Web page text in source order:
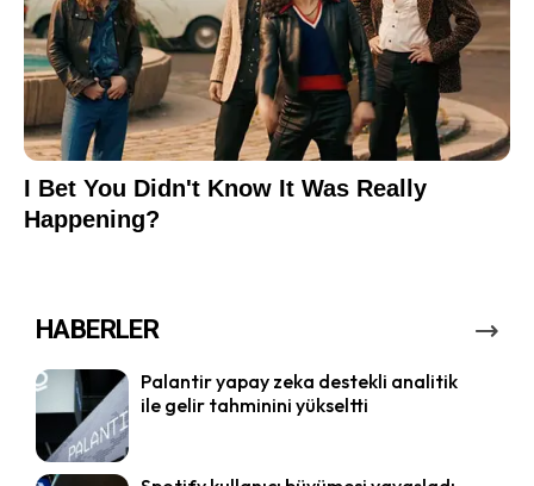
HABERLER
Palantir yapay zeka destekli analitik
ile gelir tahminini yükseltti